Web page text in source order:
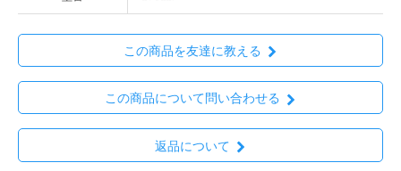
この商品を友達に教える
この商品について問い合わせる
返品について